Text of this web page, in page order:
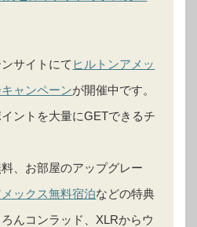
サイトにて ヒルトンアメッ
ャンペーンが開催中です。
ントを大量にGETできるチ
、お部屋のアップグレー
ックス無料宿泊などの特典
んコンラッド、XLRからウ